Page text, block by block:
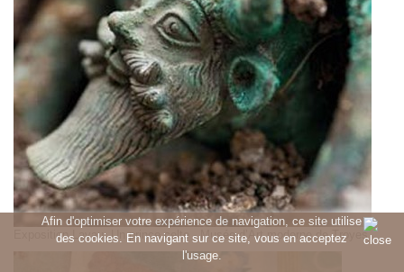
Afin d'optimiser votre expérience de navigation, ce site utilise
des cookies. En navigant sur ce site, vous en acceptez
l'usage.
Exposition Lavau. Un prince celte - Musée d’Art moderne de Troyes